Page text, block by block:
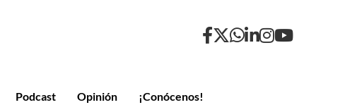
Podcast Opinión ¡Conócenos!